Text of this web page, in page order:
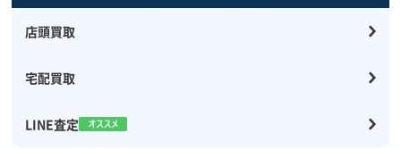
店頭買取
宅配買取
LINE査定